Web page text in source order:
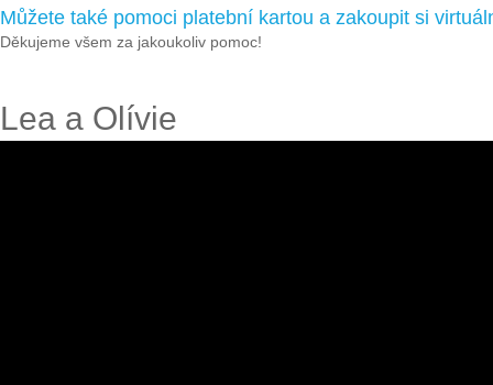
Můžete také pomoci platební kartou a zakoupit si
Děkujeme všem za jakoukoliv pomoc!
Lea a Olívie